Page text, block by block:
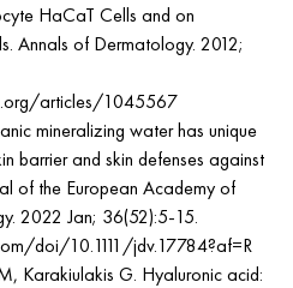
HaCaT Cells and on
Annals of Dermatology. 2012;
articles/1045567
mineralizing water has unique
barrier and skin defenses against
of the European Academy of
2022 Jan; 36(52):5-15.
doi/10.1111/jdv.17784?af=R
Karakiulakis G. Hyaluronic acid: